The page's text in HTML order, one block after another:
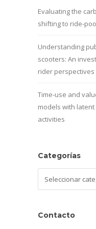
Evaluating the
shifting to ride-
Understanding
scooters: An
rider perspectives
Time-use and
models with
activities
Categorías
Contacto